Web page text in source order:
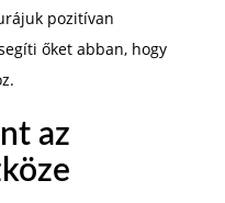
pozitívan
őket abban, hogy
az